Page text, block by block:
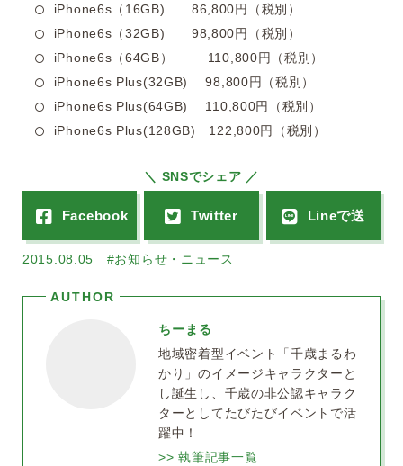
iPhone6s（16GB) 86,800円（税別）
iPhone6s（32GB) 98,800円（税別）
iPhone6s（64GB） 110,800円（税別）
iPhone6s Plus(32GB) 98,800円（税別）
iPhone6s Plus(64GB) 110,800円（税別）
iPhone6s Plus(128GB) 122,800円（税別）
＼ SNSでシェア ／
2015.08.05 #お知らせ・ニュース
ちーまる
地域密着型イベント「千歳まるわ
かり」のイメージキャラクターと
し誕生し、千歳の非公認キャラク
ターとしてたびたびイベントで活
躍中！
>> 執筆記事一覧